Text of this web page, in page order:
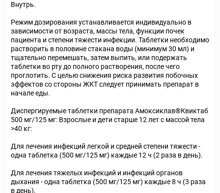
Внутрь.
Режим дозирования устанавливается индивидуально в
зависимости от возраста, массы тела, функции почек
пациента и степени тяжести инфекции. Таблетки необходимо
растворить в половине стакана воды (минимум 30 мл) и
тщательно перемешать, затем выпить, или подержать
таблетки во рту до полного растворения, после чего
проглотить. С целью снижения риска развития побочных
эффектов со стороны ЖКТ следует принимать препарат в
начале еды.
Диспергируемые таблетки препарата Амоксиклав®Квиктаб
500 мг/125 мг: Взрослые и дети старше 12 лет с массой тела
>40 кг:
Для лечения инфекций легкой и средней степени тяжести -
одна таблетка (500 мг/125 мг) каждые 12 ч (2 раза в день).
Для лечения тяжелых инфекций и инфекций органов
дыхания - одна таблетка (500 мг/125 мг) каждые 8 ч (3 раза
в день).